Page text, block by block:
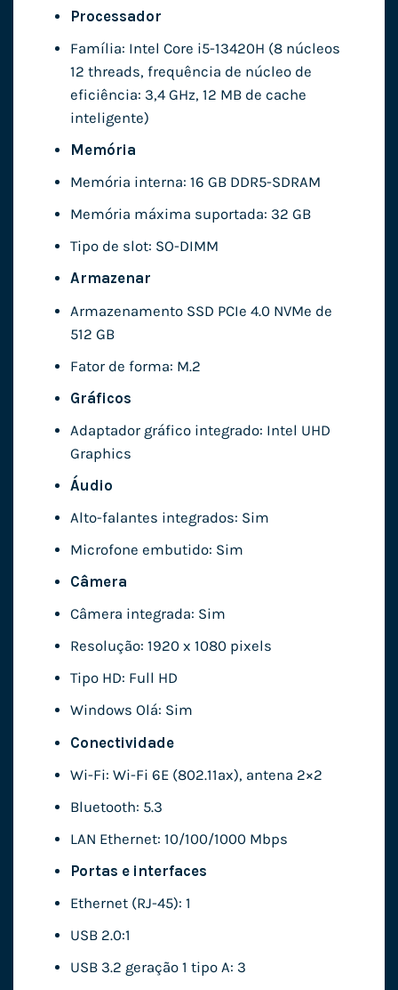
Processador
Família: Intel Core i5-13420H (8 núcleos
12 threads, frequência de núcleo de
eficiência: 3,4 GHz, 12 MB de cache
inteligente)
Memória
Memória interna: 16 GB DDR5-SDRAM
Memória máxima suportada: 32 GB
Tipo de slot: SO-DIMM
Armazenar
Armazenamento SSD PCIe 4.0 NVMe de
512 GB
Fator de forma: M.2
Gráficos
Adaptador gráfico integrado: Intel UHD
Graphics
Áudio
Alto-falantes integrados: Sim
Microfone embutido: Sim
Câmera
Câmera integrada: Sim
Resolução: 1920 x 1080 pixels
Tipo HD: Full HD
Windows Olá: Sim
Conectividade
Wi-Fi: Wi-Fi 6E (802.11ax), antena 2×2
Bluetooth: 5.3
LAN Ethernet: 10/100/1000 Mbps
Portas e interfaces
Ethernet (RJ-45): 1
USB 2.0:1
USB 3.2 geração 1 tipo A: 3